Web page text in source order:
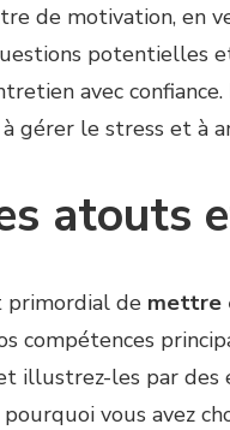
de motivation, en
potentielles
avec
gérer le stress et à
atouts
primordial de mettre
compétences
illustrez-les par des
vous avez